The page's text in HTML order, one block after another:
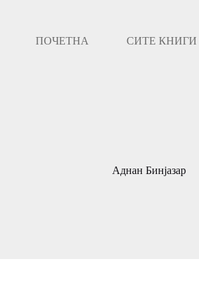
ПОЧЕТНА СИТЕ КНИГИ
Аднан Бинјазар